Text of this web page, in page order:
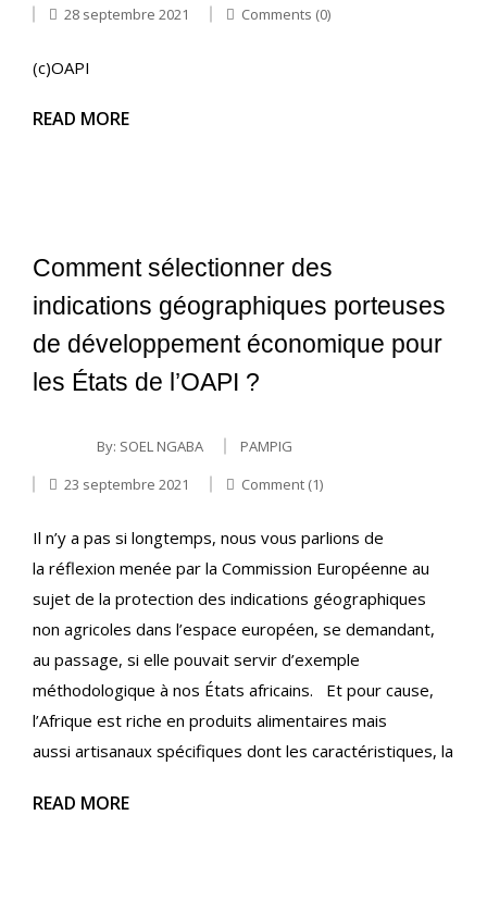
28 septembre 2021
Comments (0)
(c)OAPI
READ MORE
Comment sélectionner des
indications géographiques porteuses
de développement économique pour
les États de l’OAPI ?
By: SOEL NGABA
PAMPIG
23 septembre 2021
Comment (1)
Il n’y a pas si longtemps, nous vous parlions de
la réflexion menée par la Commission Européenne au
sujet de la protection des indications géographiques
non agricoles dans l’espace européen, se demandant,
au passage, si elle pouvait servir d’exemple
méthodologique à nos États africains. Et pour cause,
l’Afrique est riche en produits alimentaires mais
aussi artisanaux spécifiques dont les caractéristiques, la
READ MORE